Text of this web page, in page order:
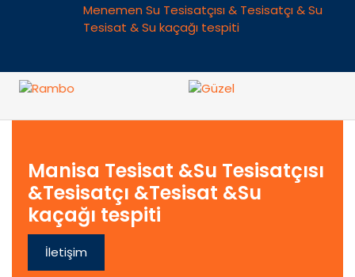
Menemen Su Tesisatçısı & Tesisatçı & Su
Tesisat & Su kaçağı tespiti
Manisa Tesisat &Su Tesisatçısı
&Tesisatçı &Tesisat &Su
kaçağı tespiti
İletişim